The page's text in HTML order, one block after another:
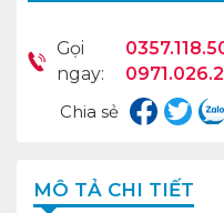
Gọi
ngay:
Chia sẻ
MÔ TẢ CHI TIẾT